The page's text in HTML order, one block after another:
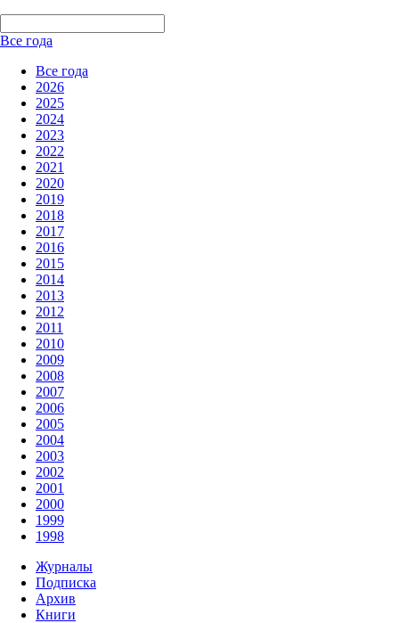
Все года
Все года
2026
2025
2024
2023
2022
2021
2020
2019
2018
2017
2016
2015
2014
2013
2012
2011
2010
2009
2008
2007
2006
2005
2004
2003
2002
2001
2000
1999
1998
Журналы
Подписка
Архив
Книги